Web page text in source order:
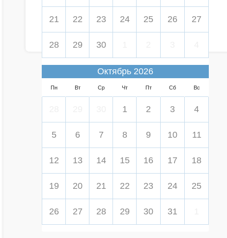
21 22 23 24 25 26 27
28 29 30
Октябрь 2026
Пн Вт Ср Чт Пт Сб Вс
1 2 3 4
5 6 7 8 9 10 11
12 13 14 15 16 17 18
19 20 21 22 23 24 25
26 27 28 29 30 31